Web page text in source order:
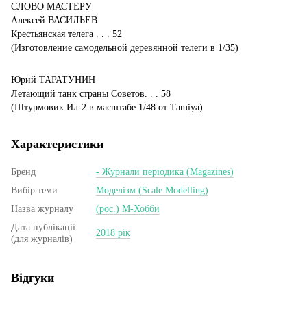
СЛОВО МАСТЕРУ
Алексей ВАСИЛЬЕВ
Крестьянская телега . . . 52
(Изготовление самодельной деревянной телеги в 1/35)
Юрий ТАРАТУНИН
Летающий танк страны Советов. . . 58
(Штурмовик Ил-2 в масштабе 1/48 от Тamiya)
Характеристики
Бренд
- Журнали періодика (Magazines)
Вибір теми
Моделізм (Scale Modelling)
Назва журналу
(рос.) М-Хобби
Дата публікації
(для журналів)
2018 рік
Відгуки